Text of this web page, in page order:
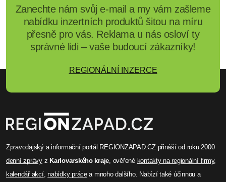
Region: Policisté budou v
blízkosti škol po celý týden
Preventivní projekt "Zebra se za Tebe
ročně po celém území České republiky, a to na
začátku školního roku a v jeho druhé polovině.
konkrétně od 2. – 5. 4. 2024.